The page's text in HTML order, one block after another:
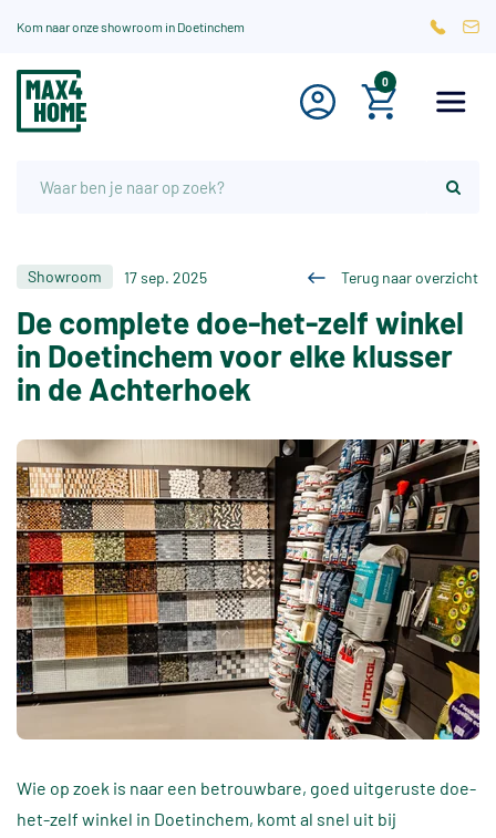
Kom naar onze showroom in Doetinchem
0
Showroom 17 sep. 2025 Terug naar overzicht
De complete doe-het-zelf winkel
in Doetinchem voor elke klusser
in de Achterhoek
Wie op zoek is naar een betrouwbare, goed uitgeruste doe-
het-zelf winkel in Doetinchem, komt al snel uit bij